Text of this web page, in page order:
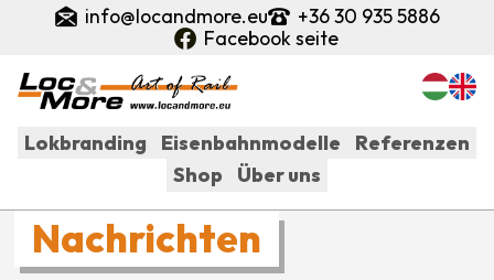
info@locandmore.eu
+36 30 935 5886
Facebook seite
Fő
navigáció
Lokbranding Eisenbahnmodelle
Referenzen
Shop
Über uns
Nachrichten